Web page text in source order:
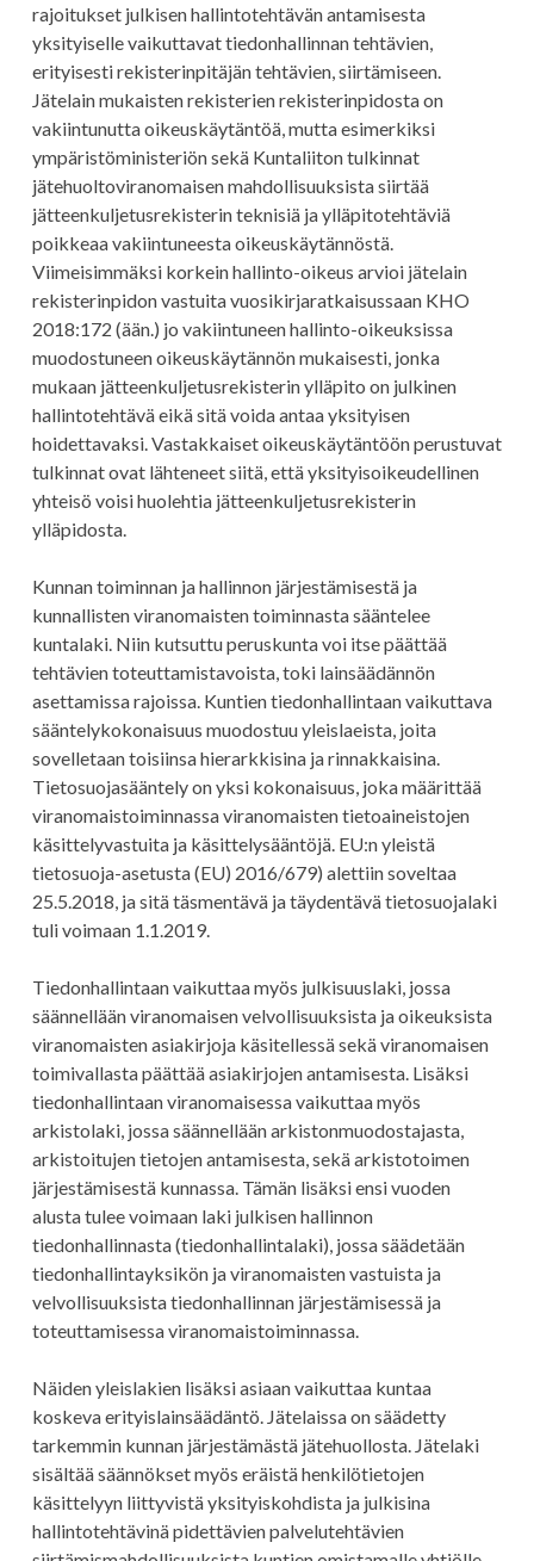
rajoitukset julkisen hallintotehtävän antamisesta
yksityiselle vaikuttavat tiedonhallinnan tehtävien,
erityisesti rekisterinpitäjän tehtävien, siirtämiseen.
Jätelain mukaisten rekisterien rekisterinpidosta on
vakiintunutta oikeuskäytäntöä, mutta esimerkiksi
ympäristöministeriön sekä Kuntaliiton tulkinnat
jätehuoltoviranomaisen mahdollisuuksista siirtää
jätteenkuljetusrekisterin teknisiä ja ylläpitotehtäviä
poikkeaa vakiintuneesta oikeuskäytännöstä.
Viimeisimmäksi korkein hallinto-oikeus arvioi jätelain
rekisterinpidon vastuita vuosikirjaratkaisussaan KHO
2018:172 (ään.) jo vakiintuneen hallinto-oikeuksissa
muodostuneen oikeuskäytännön mukaisesti, jonka
mukaan jätteenkuljetusrekisterin ylläpito on julkinen
hallintotehtävä eikä sitä voida antaa yksityisen
hoidettavaksi. Vastakkaiset oikeuskäytäntöön perustuvat
tulkinnat ovat lähteneet siitä, että yksityisoikeudellinen
yhteisö voisi huolehtia jätteenkuljetusrekisterin
ylläpidosta.
Kunnan toiminnan ja hallinnon järjestämisestä ja
kunnallisten viranomaisten toiminnasta sääntelee
kuntalaki. Niin kutsuttu peruskunta voi itse päättää
tehtävien toteuttamistavoista, toki lainsäädännön
asettamissa rajoissa. Kuntien tiedonhallintaan vaikuttava
sääntelykokonaisuus muodostuu yleislaeista, joita
sovelletaan toisiinsa hierarkkisina ja rinnakkaisina.
Tietosuojasääntely on yksi kokonaisuus, joka määrittää
viranomaistoiminnassa viranomaisten tietoaineistojen
käsittelyvastuita ja käsittelysääntöjä. EU:n yleistä
tietosuoja-asetusta (EU) 2016/679) alettiin soveltaa
25.5.2018, ja sitä täsmentävä ja täydentävä tietosuojalaki
tuli voimaan 1.1.2019.
Tiedonhallintaan vaikuttaa myös julkisuuslaki, jossa
säännellään viranomaisen velvollisuuksista ja oikeuksista
viranomaisten asiakirjoja käsitellessä sekä viranomaisen
toimivallasta päättää asiakirjojen antamisesta. Lisäksi
tiedonhallintaan viranomaisessa vaikuttaa myös
arkistolaki, jossa säännellään arkistonmuodostajasta,
arkistoitujen tietojen antamisesta, sekä arkistotoimen
järjestämisestä kunnassa. Tämän lisäksi ensi vuoden
alusta tulee voimaan laki julkisen hallinnon
tiedonhallinnasta (tiedonhallintalaki), jossa säädetään
tiedonhallintayksikön ja viranomaisten vastuista ja
velvollisuuksista tiedonhallinnan järjestämisessä ja
toteuttamisessa viranomaistoiminnassa.
Näiden yleislakien lisäksi asiaan vaikuttaa kuntaa
koskeva erityislainsäädäntö. Jätelaissa on säädetty
tarkemmin kunnan järjestämästä jätehuollosta. Jätelaki
sisältää säännökset myös eräistä henkilötietojen
käsittelyyn liittyvistä yksityiskohdista ja julkisina
hallintotehtävinä pidettävien palvelutehtävien